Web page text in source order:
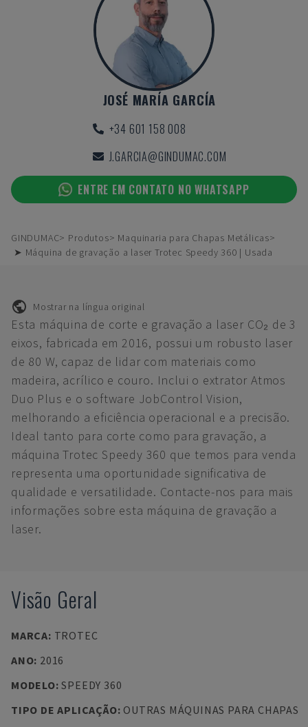
JOSÉ MARÍA GARCÍA
+34 601 158 008
J.GARCIA@GINDUMAC.COM
ENTRE EM CONTATO NO WHATSAPP
GINDUMAC Produtos
Maquinaria para Chapas Metálicas
➤ Máquina de gravação a laser Trotec Speedy 360 | Usada
Mostrar na língua original
Esta máquina de corte e gravação a laser CO₂ de 3
eixos, fabricada em 2016, possui um robusto laser
de 80 W, capaz de lidar com materiais como
madeira, acrílico e couro. Inclui o extrator Atmos
Duo Plus e o software JobControl Vision,
melhorando a eficiência operacional e a precisão.
Ideal tanto para corte como para gravação, a
máquina Trotec Speedy 360 que temos para venda
representa uma oportunidade significativa de
qualidade e versatilidade. Contacte-nos para mais
informações sobre esta máquina de gravação a
laser.
Visão Geral
MARCA: TROTEC
ANO: 2016
MODELO:SPEEDY 360
TIPO DE APLICAÇÃO: OUTRAS MÁQUINAS PARA CHAPAS